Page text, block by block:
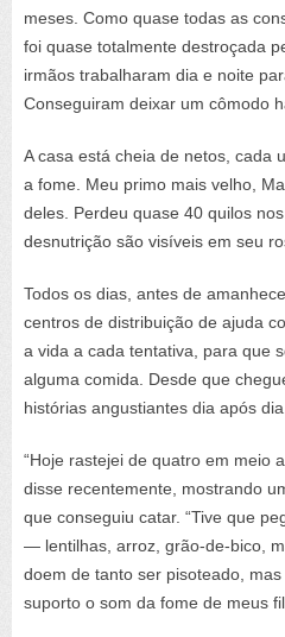
meses. Como quase todas as
foi quase totalmente destroçada
irmãos trabalharam dia e noite
Conseguiram deixar um cômodo
A casa está cheia de netos, cada
a fome. Meu primo mais velho,
deles. Perdeu quase 40 quilos
desnutrição são visíveis em seu
Todos os dias, antes de
centros de distribuição de ajuda
a vida a cada tentativa, para que
alguma comida. Desde que
histórias angustiantes dia após dia.
“Hoje rastejei de quatro em meio
disse recentemente, mostrando
que conseguiu catar. “Tive que
— lentilhas, arroz, grão-de-bico,
doem de tanto ser pisoteado,
suporto o som da fome de meus